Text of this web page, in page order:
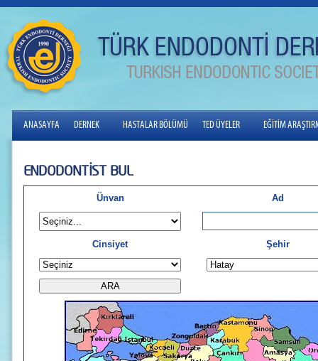
ANASAYFA DERNEK HASTALAR BÖLÜMÜ TED ÜYELER EĞİTİM
ENDODONTİST BUL
Ünvan Ad
Cinsiyet Şehir